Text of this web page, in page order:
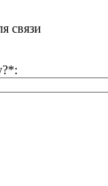
связи
*: